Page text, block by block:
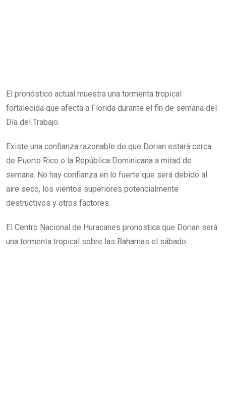
El pronóstico actual muestra una tormenta tropical
fortalecida que afecta a Florida durante el fin de semana del
Día del Trabajo.
Existe una confianza razonable de que Dorian estará cerca
de Puerto Rico o la República Dominicana a mitad de
semana. No hay confianza en lo fuerte que será debido al
aire seco, los vientos superiores potencialmente
destructivos y otros factores.
El Centro Nacional de Huracanes pronostica que Dorian será
una tormenta tropical sobre las Bahamas el sábado.